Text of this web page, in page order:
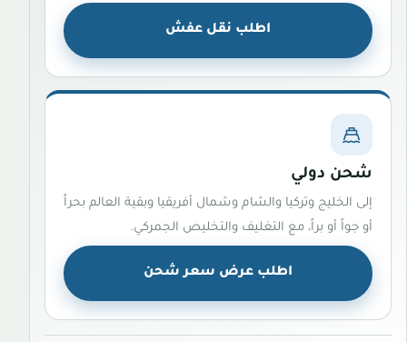
اطلب نقل عفش
شحن دولي
إلى الخليج وتركيا والشام وشمال أفريقيا وبقية العالم بحراً
أو جواً أو براً، مع التغليف والتخليص الجمركي.
اطلب عرض سعر شحن